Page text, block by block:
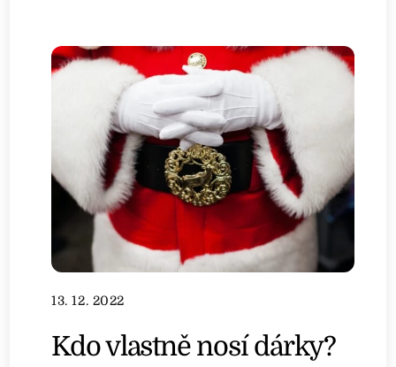
13. 12. 2022
Kdo vlastně nosí dárky?